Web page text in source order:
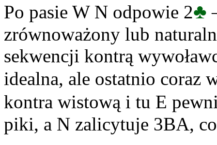
Po pasie W N odpowie 2♣
zrównoważony lub
sekwencji kontrą
idealna, ale ostatnio coraz
kontra wistową i tu E
piki, a N zalicytuje 3BA,